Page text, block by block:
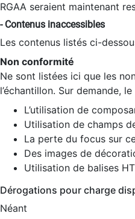
RGAA seraient maintenant
- Contenus inaccessibles
Les contenus listés ci-
Non conformité
Ne sont listées ici que les
l’échantillon. Sur demande,
L’utilisation de
Utilisation de champs
La perte du focus sur
Des images de
Utilisation de balises
Dérogations pour charge
Néant